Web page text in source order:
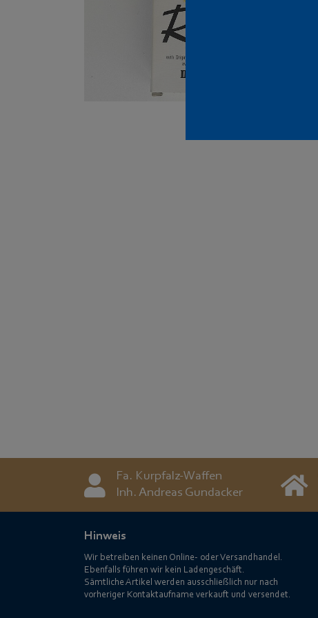
Fa. Kurpfalz-Waffen
Inh. Andreas Gundacker
Hinweis
Wir betreiben keinen Online- oder Versandhandel.
Ebenfalls führen wir kein Ladengeschäft.
Sämtliche Artikel werden ausschließlich nur nach
vorheriger Kontaktaufname verkauft und versendet.